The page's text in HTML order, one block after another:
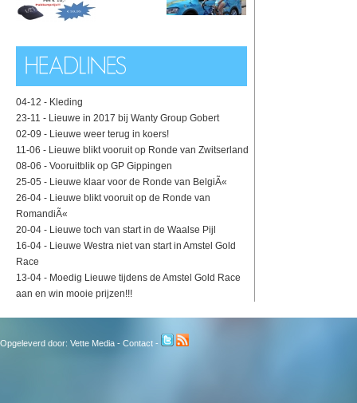
04-12 - Kleding
23-11 - Lieuwe in 2017 bij Wanty Group Gobert
02-09 - Lieuwe weer terug in koers!
11-06 - Lieuwe blikt vooruit op Ronde van Zwitserland
08-06 - Vooruitblik op GP Gippingen
25-05 - Lieuwe klaar voor de Ronde van BelgiÃ«
26-04 - Lieuwe blikt vooruit op de Ronde van
RomandiÃ«
20-04 - Lieuwe toch van start in de Waalse Pijl
16-04 - Lieuwe Westra niet van start in Amstel Gold
Race
13-04 - Moedig Lieuwe tijdens de Amstel Gold Race
aan en win mooie prijzen!!!
Opgeleverd door: Vette Media - Contact -